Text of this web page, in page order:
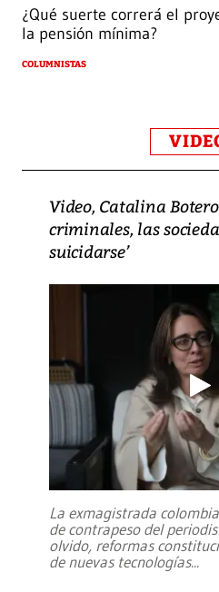
¿Qué suerte correrá el
la pensión mínima?
COLUMNISTAS
Video, Catalina
criminales, las
suicidarse’
La exmagistrada
de contrapeso del
olvido, reformas
de nuevas tecnologías...